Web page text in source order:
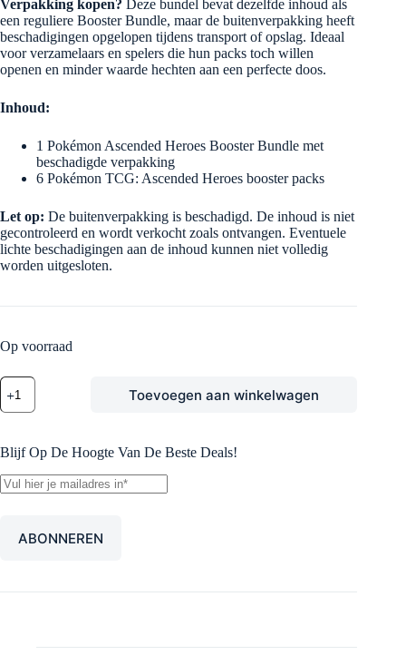
Verpakking kopen? Deze bundel bevat dezelfde inhoud als
een reguliere Booster Bundle, maar de buitenverpakking heeft
beschadigingen opgelopen tijdens transport of opslag. Ideaal
voor verzamelaars en spelers die hun packs toch willen
openen en minder waarde hechten aan een perfecte doos.
Inhoud:
1 Pokémon Ascended Heroes Booster Bundle met
beschadigde verpakking
6 Pokémon TCG: Ascended Heroes booster packs
Let op: De buitenverpakking is beschadigd. De inhoud is niet
gecontroleerd en wordt verkocht zoals ontvangen. Eventuele
lichte beschadigingen aan de inhoud kunnen niet volledig
worden uitgesloten.
Op voorraad
Pokémon
Ascended
Heroes
Bundle
Beschadigde
Verpakking
aantal
Toevoegen aan winkelwagen
Blijf Op De Hoogte Van De Beste Deals!